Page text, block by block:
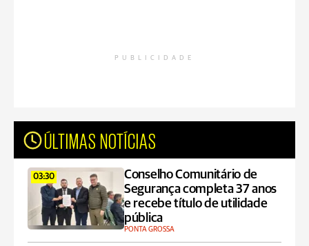
PUBLICIDADE
ÚLTIMAS NOTÍCIAS
03:30
Conselho Comunitário de
Segurança completa 37 anos
e recebe título de utilidade
pública
PONTA GROSSA